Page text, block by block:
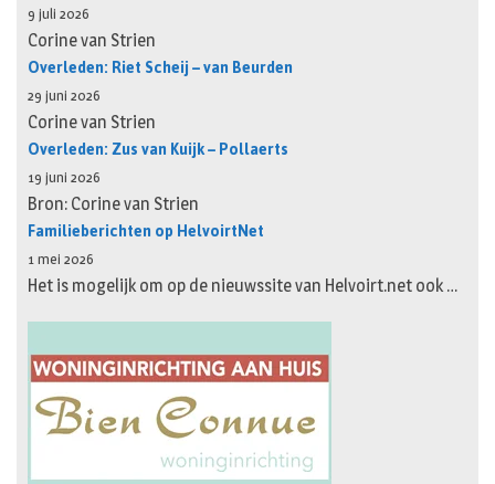
9 juli 2026
Corine van Strien
Overleden: Riet Scheij – van Beurden
29 juni 2026
Corine van Strien
Overleden: Zus van Kuijk – Pollaerts
19 juni 2026
Bron: Corine van Strien
Familieberichten op HelvoirtNet
1 mei 2026
Het is mogelijk om op de nieuwssite van Helvoirt.net ook …